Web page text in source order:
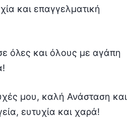
και επαγγελματική
όλες και όλους με αγάπη
μου, καλή Ανάσταση και
ευτυχία και χαρά!